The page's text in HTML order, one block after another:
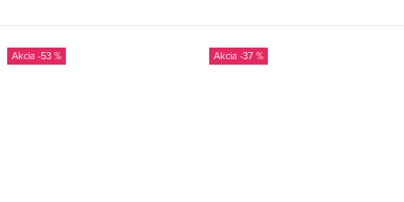
-53 % -37 %